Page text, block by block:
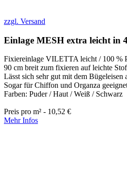
zzgl. Versand
Einlage MESH extra leicht in
Fixiereinlage VILETTA leicht / 100 %
90 cm breit zum fixieren auf leichte
Lässt sich sehr gut mit dem Bügeleisen
Sogar für Chiffon und Organza
Farben: Puder / Haut / Weiß / Schwarz
Preis pro m² - 10,52 €
Mehr Infos